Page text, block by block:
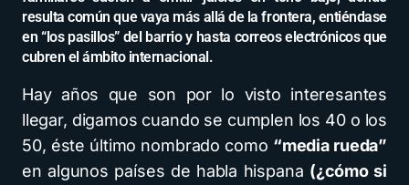
resulta común que vaya más allá de la frontera, entiéndase
en “los pasillos” del barrio y hasta correos electrónicos que
cubren el ámbito internacional.
Hay años que son por lo visto interesantes
llegar, digamos cuando se cumplen los 40 o los
50, éste último nombrado como “media rueda”
en algunos países de habla hispana (¿cómo si